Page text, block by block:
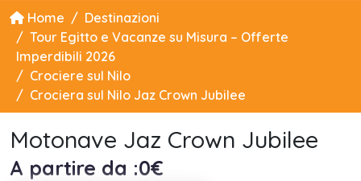
Home
Destinazioni
Tour Egitto e Vacanze su Misura – Offerte
Imperdibili 2026
Crociere sul Nilo
Crociera sul Nilo Jaz Crown Jubilee
Motonave Jaz Crown Jubilee
A partire da :0€